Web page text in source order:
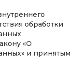
обработки
«О
и принятым